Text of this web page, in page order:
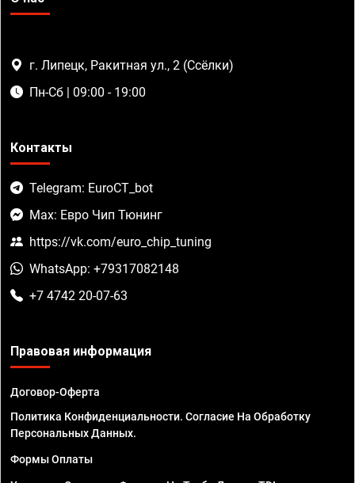
г. Липецк, Ракитная ул., 2 (Ссёлки)
Пн-Сб | 09:00 - 19:00
Контакты
Telegram: EuroCT_bot
Max: Евро Чип Тюнинг
https://vk.com/euro_chip_tuning
WhatsApp: +79317082148
+7 4742 20-07-63
Правовая информация
Договор-Оферта
Политика Конфиденциальности. Согласие На Обработку
Персональных Данных.
Формы Оплаты